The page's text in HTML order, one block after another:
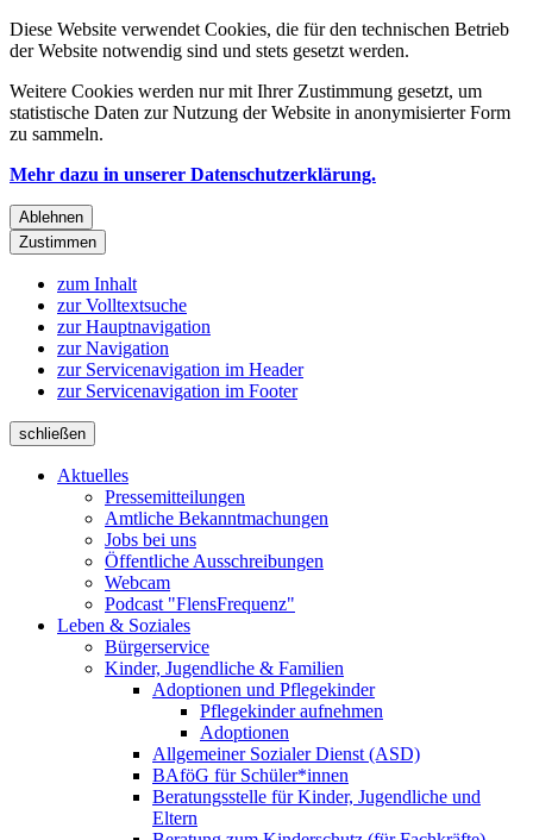
Diese Website verwendet Cookies, die für den technischen Betrieb
der Website notwendig sind und stets gesetzt werden.
Weitere Cookies werden nur mit Ihrer Zustimmung gesetzt, um
statistische Daten zur Nutzung der Website in anonymisierter Form
zu sammeln.
Mehr dazu in unserer Datenschutzerklärung.
Ablehnen
Zustimmen
zum Inhalt
zur Volltextsuche
zur Hauptnavigation
zur Navigation
zur Servicenavigation im Header
zur Servicenavigation im Footer
schließen
Aktuelles
Pressemitteilungen
Amtliche Bekanntmachungen
Jobs bei uns
Öffentliche Ausschreibungen
Webcam
Podcast "FlensFrequenz"
Leben & Soziales
Bürgerservice
Kinder, Jugendliche & Familien
Adoptionen und Pflegekinder
Pflegekinder aufnehmen
Adoptionen
Allgemeiner Sozialer Dienst (ASD)
BAföG für Schüler*innen
Beratungsstelle für Kinder, Jugendliche und
Eltern